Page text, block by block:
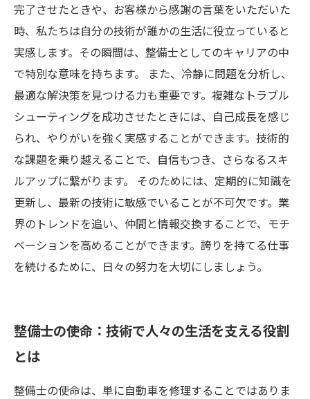
完了させたときや、お客様から感謝の言葉をいただいた
時、私たちは自分の技術が誰かの生活に役立っていると
実感します。その瞬間は、整備士としてのキャリアの中
で特別な意味を持ちます。 また、冷静に問題を分析し、
最適な解決策を見つける力も重要です。複雑なトラブル
シューティングを成功させたときには、自己成長を感じ
られ、やりがいを強く実感することができます。技術的
な課題を乗り越えることで、自信もつき、さらなるスキ
ルアップに繋がります。 そのためには、定期的に知識を
更新し、最新の技術に敏感でいることが不可欠です。業
界のトレンドを追い、仲間と情報交換することで、モチ
ベーションを高めることができます。誇りを持てる仕事
を続けるために、日々の努力を大切にしましょう。
整備士の使命：技術で人々の生活を支える役割
とは
整備士の使命は、単に自動車を修理することではありま